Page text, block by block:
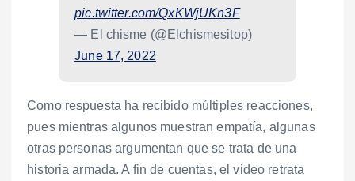
pic.twitter.com/QxKWjUKn3F
— El chisme (@Elchismesitop)
June 17, 2022
Como respuesta ha recibido múltiples reacciones,
pues mientras algunos muestran empatía, algunas
otras personas argumentan que se trata de una
historia armada. A fin de cuentas, el video retrata